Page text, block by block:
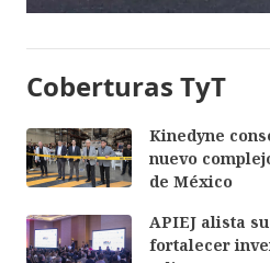
Coberturas TyT
Kinedyne
nuevo
de México
APIEJ alista
fortalecer